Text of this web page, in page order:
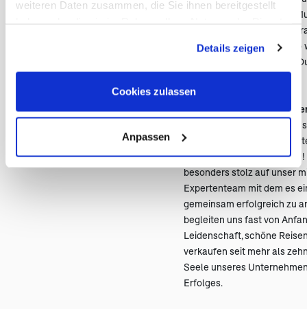
weiteren Daten zusammen, die Sie ihnen bereitgestellt
Cookies, wenn Sie unsere Webseite weiterhin nutzen.
Details zeigen
Cookies zulassen
Anpassen
Geschäftsführung, meine
lernten schnell, knüpften
neue, kreative Wege und
Geschäftsübernahme der
Unser Herz schlägt für
Mit den wachsenden
schon bald nach
und wir haben sie
besonders stolz auf unser
Expertenteam mit dem es
gemeinsam erfolgreich zu
begleiten uns fast von
Leidenschaft, schöne
verkaufen seit mehr als
Seele unseres
Erfolges.